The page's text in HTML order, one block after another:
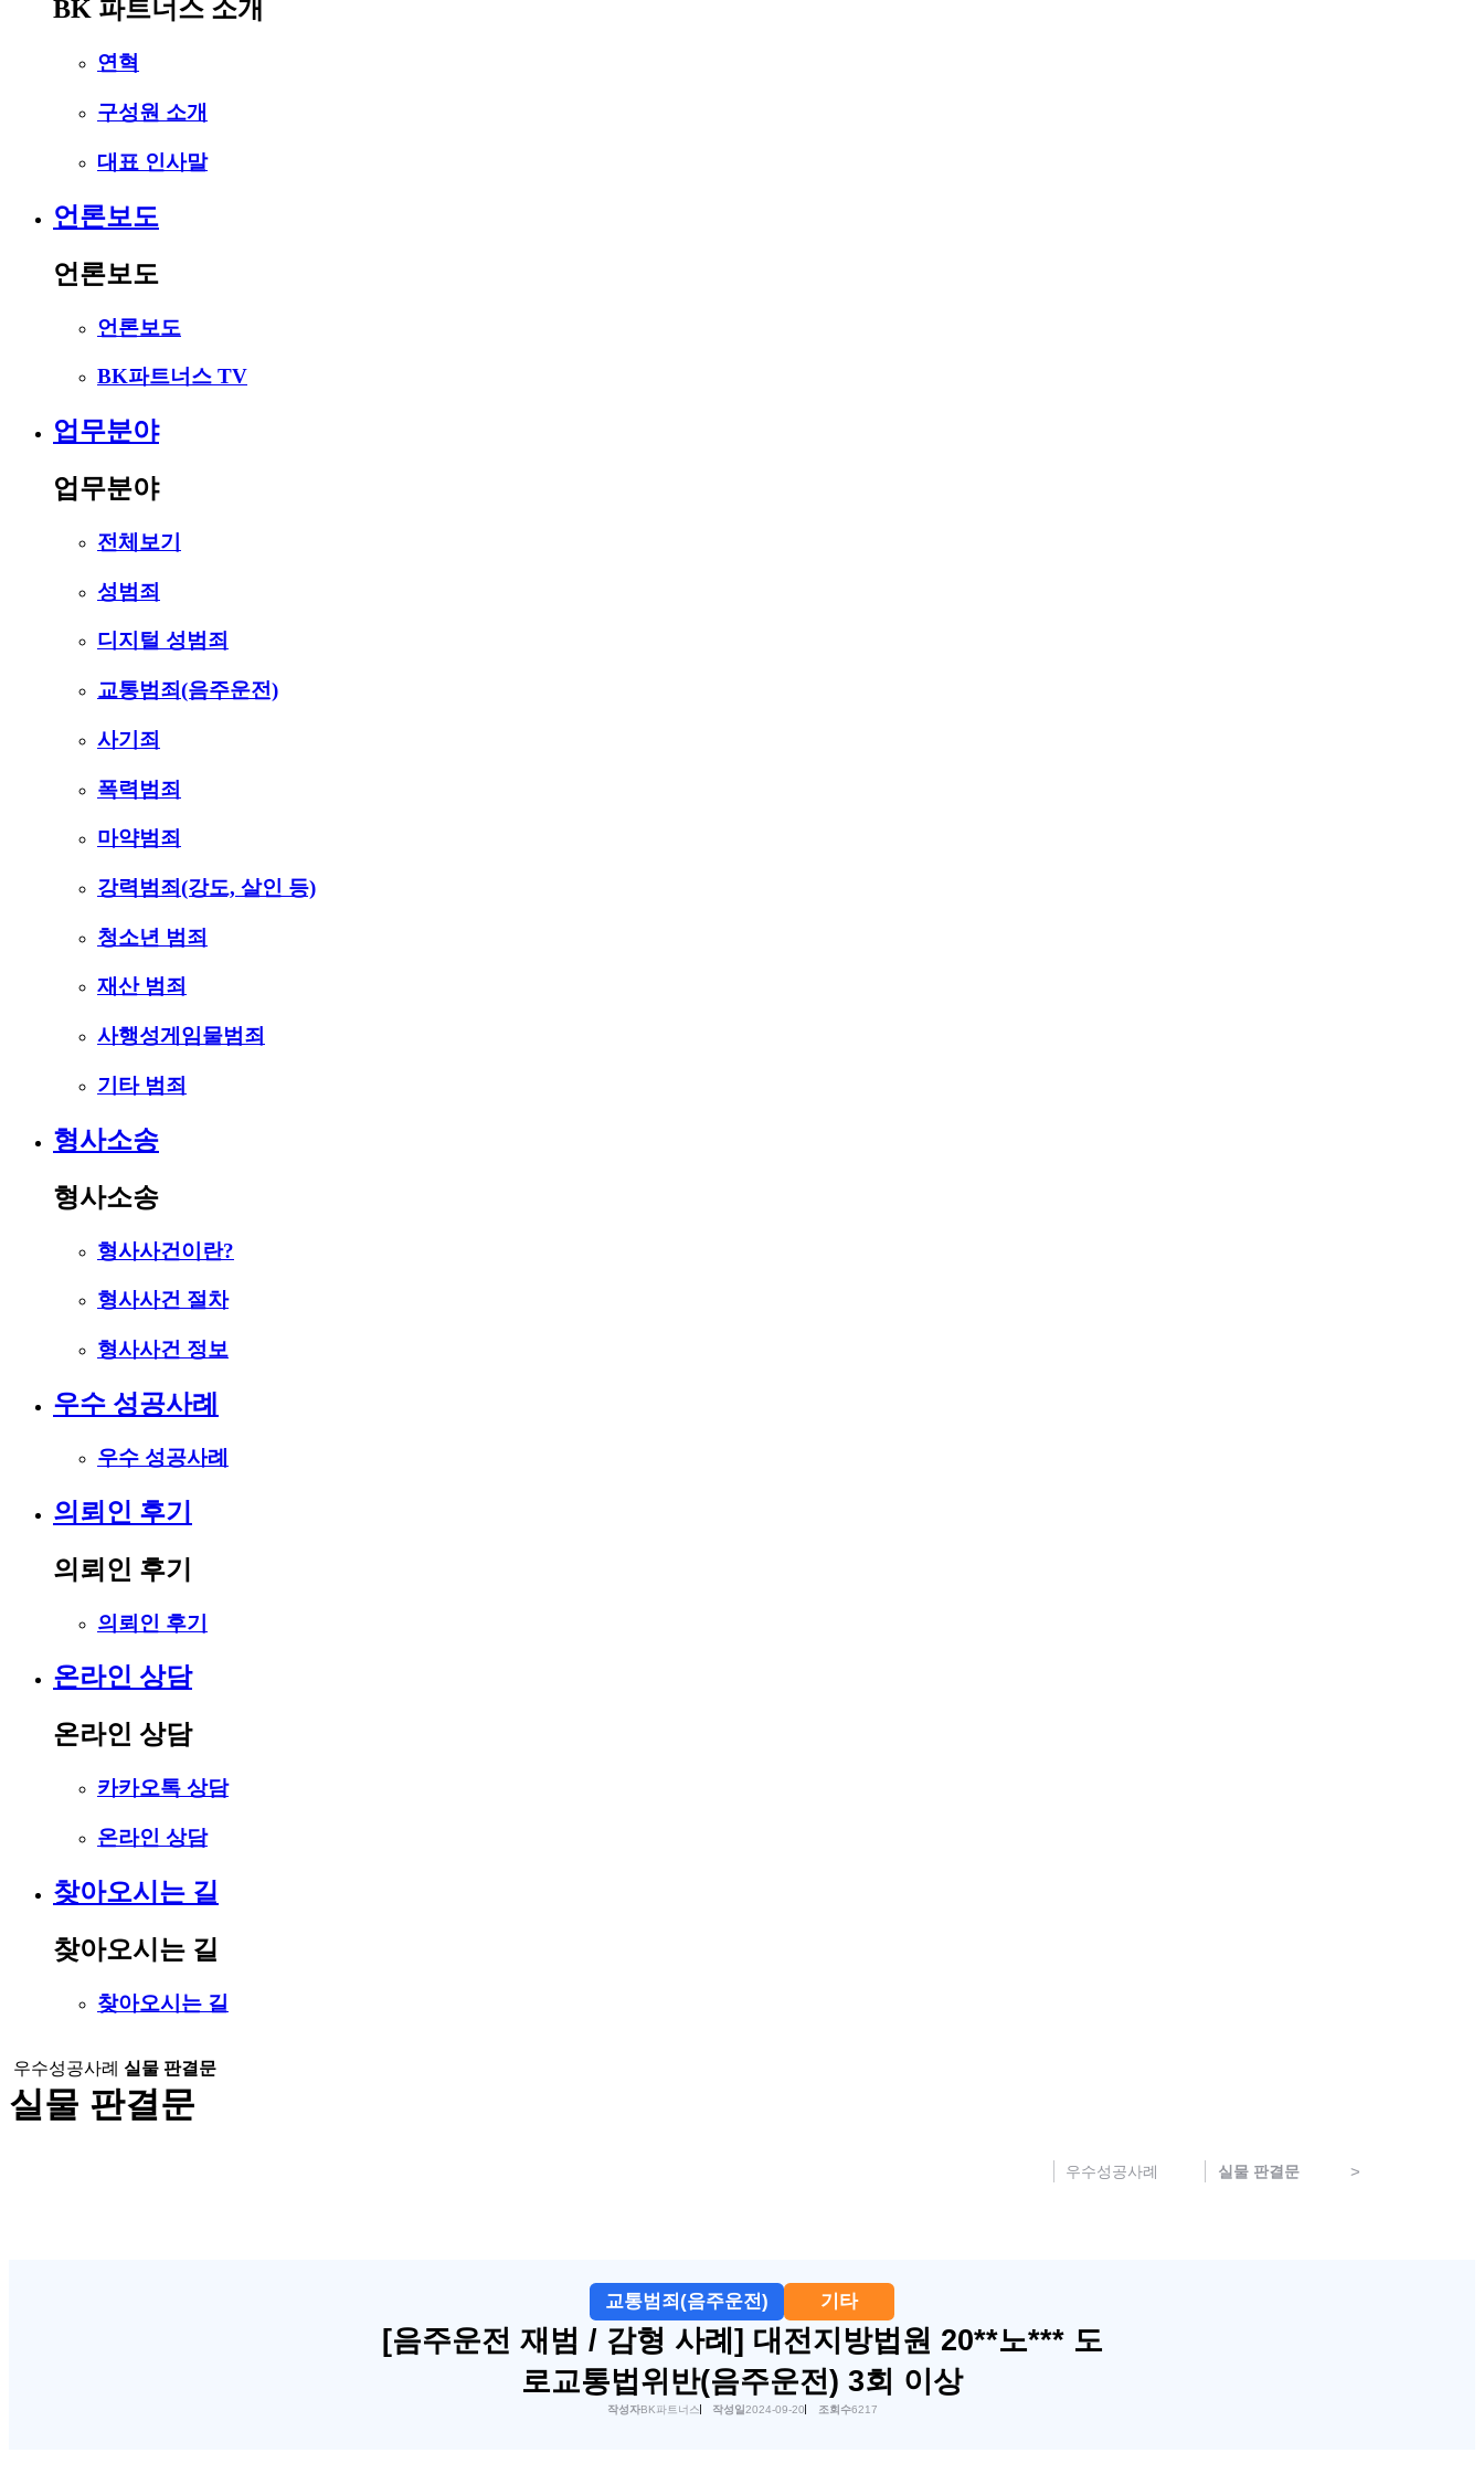
BK 파트너스 소개
연혁
구성원 소개
대표 인사말
언론보도
언론보도
언론보도
BK파트너스 TV
업무분야
업무분야
전체보기
성범죄
디지털 성범죄
교통범죄(음주운전)
사기죄
폭력범죄
마약범죄
강력범죄(강도, 살인 등)
청소년 범죄
재산 범죄
사행성게임물범죄
기타 범죄
형사소송
형사소송
형사사건이란?
형사사건 절차
형사사건 정보
우수 성공사례
우수 성공사례
의뢰인 후기
의뢰인 후기
의뢰인 후기
온라인 상담
온라인 상담
카카오톡 상담
온라인 상담
찾아오시는 길
찾아오시는 길
찾아오시는 길
우수성공사례 실물 판결문
실물 판결문
우수성공사례 실물 판결문
교통범죄(음주운전) 기타
[음주운전 재범 / 감형 사례] 대전지방법원 20**노*** 도
로교통법위반(음주운전) 3회 이상
작성자BK파트너스 작성일2024-09-20 조회수6217